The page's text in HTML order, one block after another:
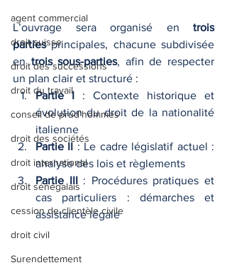
agent commercial
droit suisse
droit des successions
droit du travail
conseil de prud'hommes
droit des sociétés
droit international
droit sénégalais
cession de clientèle civile
droit civil
Surendettement
L’ouvrage sera organisé en trois
parties principales, chacune subdivisée
en trois sous-parties, afin de respecter
un plan clair et structuré :
Partie I : Contexte historique et
évolution du droit de la nationalité
italienne
Partie II : Le cadre législatif actuel :
analyse des lois et règlements
Partie III : Procédures pratiques et
cas particuliers : démarches et
assistance légale